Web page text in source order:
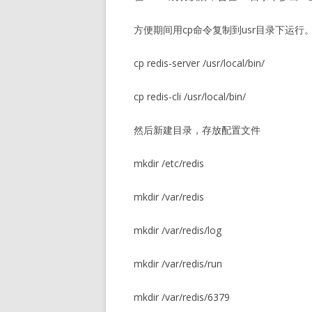
方便期间用cp命令复制到usr目录下运行
cp redis-server /usr/local/bin/
cp redis-cli /usr/local/bin/
然后新建目录，存放配置文件
mkdir /etc/redis
mkdir /var/redis
mkdir /var/redis/log
mkdir /var/redis/run
mkdir /var/redis/6379